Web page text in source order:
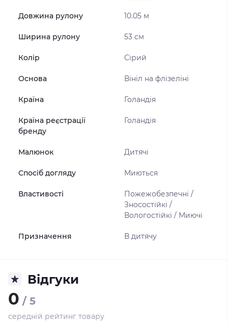
Довжина рулону 10.05 м
Ширина рулону 53 см
Колір Сірий
Основа Вініл на флізеліні
Країна Голандія
Країна реєстрації
бренду
Голандія
Малюнок Дитячі
Спосіб догляду Миються
Властивості
Пожежобезпечні /
Зносостійкі /
Вологостійкі / Миючі
Призначення В дитячу
Відгуки
0 / 5
середній рейтинг товару